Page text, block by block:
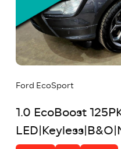
Ford EcoSport
1.0 EcoBoost